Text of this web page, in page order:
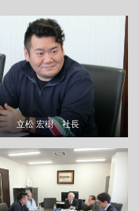
立松 宏樹 社長